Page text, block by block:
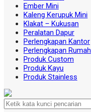
Ember Mini
Kaleng Kerupuk Mini
Klakat – Kukusan
Peralatan Dapur
Perlengkapan Kantor
Perlengkapan Rumah
Produk Custom
Produk Kayu
Produk Stainless